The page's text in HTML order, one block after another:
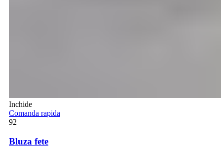
Inchide
Comanda rapida
92
Bluza fete